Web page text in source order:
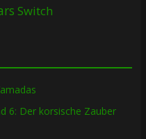
Switch
6: Der korsische Zauber